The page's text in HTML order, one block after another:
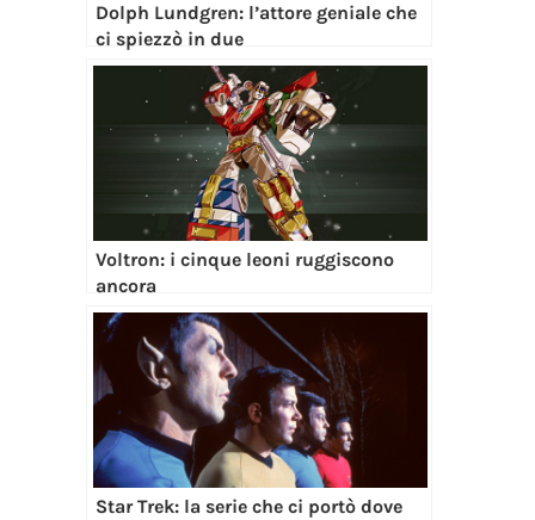
Dolph Lundgren: l’attore geniale che
ci spiezzò in due
Voltron: i cinque leoni ruggiscono
ancora
Star Trek: la serie che ci portò dove